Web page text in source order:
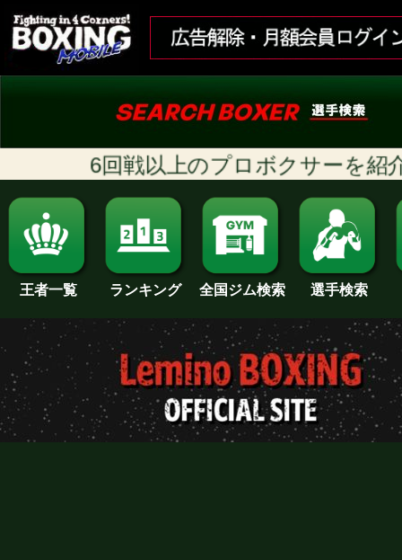
6回戦以上のプロボクサーを紹介!!
王者一覧 ランキング 全国ジム検索 選手検索